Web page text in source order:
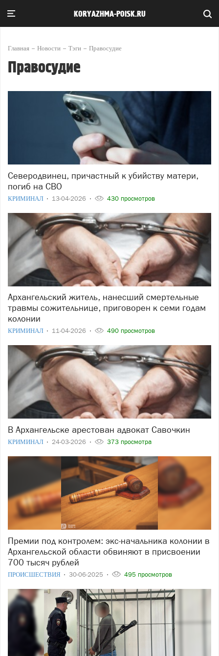
KORYAZHMA-POISK.RU
Главная Новости Тэги Правосудие
Правосудие
Северодвинец, причастный к убийству матери,
погиб на СВО
КРИМИНАЛ 13-04-2026 430 просмотров
Архангельский житель, нанесший смертельные
травмы сожительнице, приговорен к семи годам
колонии
КРИМИНАЛ 11-04-2026 490 просмотров
В Архангельске арестован адвокат Савочкин
КРИМИНАЛ 24-03-2026 373 просмотра
Премии под контролем: экс-начальника колонии в
Архангельской области обвиняют в присвоении
700 тысяч рублей
ПРОИСШЕСТВИЯ 30-06-2025 495 просмотров